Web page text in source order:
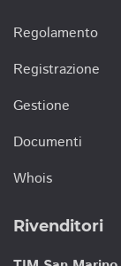
Regolamento
Registrazione
Gestione
Documenti
Whois
Rivenditori